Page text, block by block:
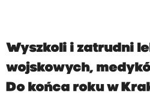
Wyszkoli i zatrudni
wojskowych,
Do końca roku w